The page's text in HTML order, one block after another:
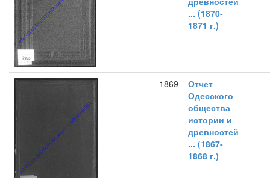
... (1870-
1871 г.)
1869
Отчет
Одесского
общества
истории и
древностей
... (1867-
1868 г.)
-